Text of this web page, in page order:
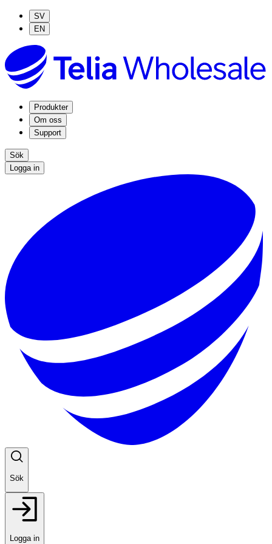
SV
EN
Produkter
Om oss
Support
Sök
Logga in
Sök
Logga in